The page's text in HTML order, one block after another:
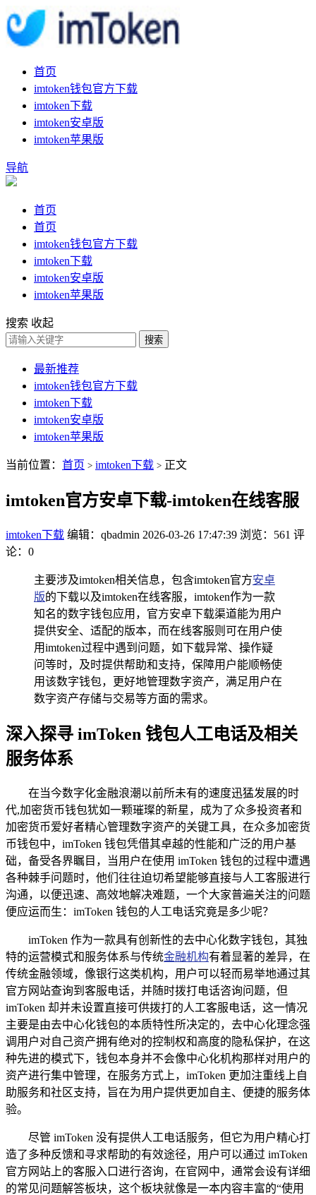
首页
imtoken钱包官方下载
imtoken下载
imtoken安卓版
imtoken苹果版
导航
首页
首页
imtoken钱包官方下载
imtoken下载
imtoken安卓版
imtoken苹果版
搜索 收起
搜索
最新推荐
imtoken钱包官方下载
imtoken下载
imtoken安卓版
imtoken苹果版
当前位置： 首页 > imtoken下载 > 正文
imtoken官方安卓下载-imtoken在线客服
imtoken下载 编辑：qbadmin 2026-03-26 17:47:39 浏览：561 评
论：0
主要涉及imtoken相关信息，包含imtoken官方安卓
版的下载以及imtoken在线客服，imtoken作为一款
知名的数字钱包应用，官方安卓下载渠道能为用户
提供安全、适配的版本，而在线客服则可在用户使
用imtoken过程中遇到问题，如下载异常、操作疑
问等时，及时提供帮助和支持，保障用户能顺畅使
用该数字钱包，更好地管理数字资产，满足用户在
数字资产存储与交易等方面的需求。
深入探寻 imToken 钱包人工电话及相关
服务体系
在当今数字化金融浪潮以前所未有的速度迅猛发展的时
代,加密货币钱包犹如一颗璀璨的新星，成为了众多投资者和
加密货币爱好者精心管理数字资产的关键工具，在众多加密货
币钱包中，imToken 钱包凭借其卓越的性能和广泛的用户基
础，备受各界瞩目，当用户在使用 imToken 钱包的过程中遭遇
各种棘手问题时，他们往往迫切希望能够直接与人工客服进行
沟通，以便迅速、高效地解决难题，一个大家普遍关注的问题
便应运而生：imToken 钱包的人工电话究竟是多少呢？
imToken 作为一款具有创新性的去中心化数字钱包，其独
特的运营模式和服务体系与传统金融机构有着显著的差异，在
传统金融领域，像银行这类机构，用户可以轻而易举地通过其
官方网站查询到客服电话，并随时拨打电话咨询问题，但
imToken 却并未设置直接可供拨打的人工客服电话，这一情况
主要是由去中心化钱包的本质特性所决定的，去中心化理念强
调用户对自己资产拥有绝对的控制权和高度的隐私保护，在这
种先进的模式下，钱包本身并不会像中心化机构那样对用户的
资产进行集中管理，在服务方式上，imToken 更加注重线上自
助服务和社区支持，旨在为用户提供更加自主、便捷的服务体
验。
尽管 imToken 没有提供人工电话服务，但它为用户精心打
造了多种反馈和寻求帮助的有效途径，用户可以通过 imToken
官方网站上的客服入口进行咨询，在官网中，通常会设有详细
的常见问题解答板块，这个板块就像是一本内容丰富的“使用